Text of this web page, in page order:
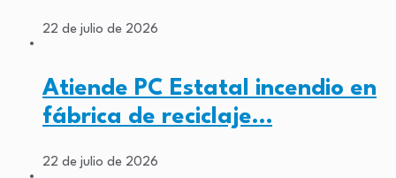
22 de julio de 2026
Atiende PC Estatal incendio en
fábrica de reciclaje…
22 de julio de 2026